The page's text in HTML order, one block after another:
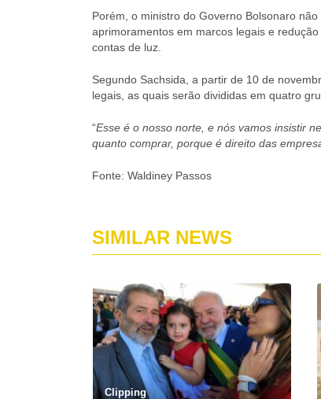
Porém, o ministro do Governo Bolsonaro
aprimoramentos em marcos legais e
contas de luz.
Segundo Sachsida, a partir de 10 de
legais, as quais serão divididas em quatro
“Esse é o nosso norte, e nós vamos insistir
quanto comprar, porque é direito das
Fonte: Waldiney Passos
SIMILAR NEWS
Clipping